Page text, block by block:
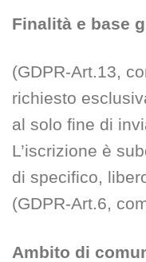
Finalità e base
(GDPR-Art.13,
richiesto
al solo fine di
L’iscrizione è
di specifico,
(GDPR-Art.6,
Ambito di